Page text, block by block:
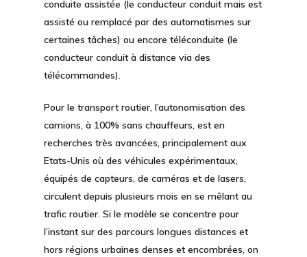
conduite assistée (le conducteur conduit mais est
assisté ou remplacé par des automatismes sur
certaines tâches) ou encore téléconduite (le
conducteur conduit à distance via des
télécommandes).
Pour le transport routier, l’autonomisation des
camions, à 100% sans chauffeurs, est en
recherches très avancées, principalement aux
Etats-Unis où des véhicules expérimentaux,
équipés de capteurs, de caméras et de lasers,
circulent depuis plusieurs mois en se mêlant au
trafic routier. Si le modèle se concentre pour
l’instant sur des parcours longues distances et
hors régions urbaines denses et encombrées, on